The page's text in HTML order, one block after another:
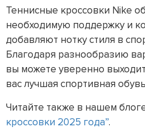
Теннисные кроссовки Nike
необходимую поддержку и
добавляют нотку стиля в
Благодаря разнообразию
вы можете уверенно
вас лучшая спортивная
Читайте также в нашем
кроссовки 2025 года”.